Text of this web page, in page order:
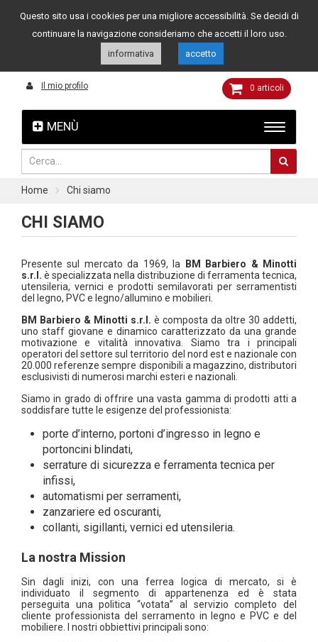
Assistenza clienti 049 8015108 349 4262144
MENÙ
Il mio profilo 0 articoli
Home Chi siamo
CHI SIAMO
Presente sul mercato da 1969, la
BM Barbiero & Minotti
s.r.l. è specializzata nella distribuzione di ferramenta tecnica,
utensileria, vernici e prodotti semilavorati per serramentisti
del legno, PVC e legno/allumino e mobilieri.
BM Barbiero & Minotti s.r.l. è composta da oltre 30 addetti,
uno staff giovane e dinamico caratterizzato da una grande
motivazione e vitalità innovativa. Siamo tra i principali
operatori del settore sul territorio del nord est e nazionale con
20.000 referenze sempre disponibili a magazzino, distributori
esclusivisti di numerosi marchi esteri e nazionali.
Siamo in grado di offrire una vasta gamma di prodotti atti a
soddisfare tutte le esigenze del professionista:
porte d’interno, portoni d’ingresso in legno e
portoncini blindati,
serrature di sicurezza e ferramenta tecnica per
infissi,
automatismi per serramenti,
zanzariere ed oscuranti,
collanti, sigillanti, vernici ed utensileria.
La nostra Mission
Sin dagli inizi, con una ferrea logica di mercato, si è
individuato il segmento di appartenenza ed è stata
perseguita una politica “votata” al servizio completo del
cliente professionista del serramento in legno e PVC e del
mobiliere. I nostri obbiettivi principali sono:
Questo sito usa i cookies per una migliore accessibilità. Se decidi di
continuare la navigazione consideriamo che accetti il loro uso.
informativa
accetto